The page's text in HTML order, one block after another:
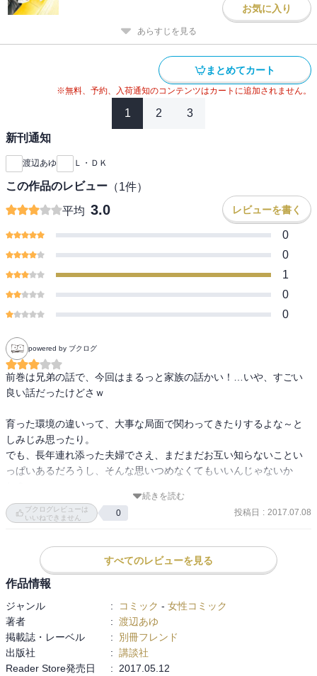
お気に入り
あらすじを見る
まとめてカート
※無料、予約、入荷通知のコンテンツはカートに追加されません。
1 2 3
新刊通知
渡辺あゆ Ｌ・ＤＫ
この作品のレビュー （1件）
平均 3.0 レビューを書く
0
0
1
0
0
powered by ブクログ
前巻は兄弟の話で、今回はまるっと家族の話かい！…いや、すごい
良い話だったけどさｗ
育った環境の違いって、大事な局面で関わってきたりするよな～と
しみじみ思ったり。
でも、長年連れ添った夫婦でさえ、まだまだお互い知らないことい
っぱいあるだろうし、そんな思いつめなくてもいいんじゃないか
次で完結だそうで。
続きを読む
ブクログレビューは
いいねできません
0 投稿日 : 2017.07.08
すべてのレビューを見る
作品情報
ジャンル : コミック - 女性コミック
著者
: 渡辺あゆ
掲載誌・レーベル
:
別冊フレンド
出版社
: 講談社
Reader Store発売日
:
2017.05.12